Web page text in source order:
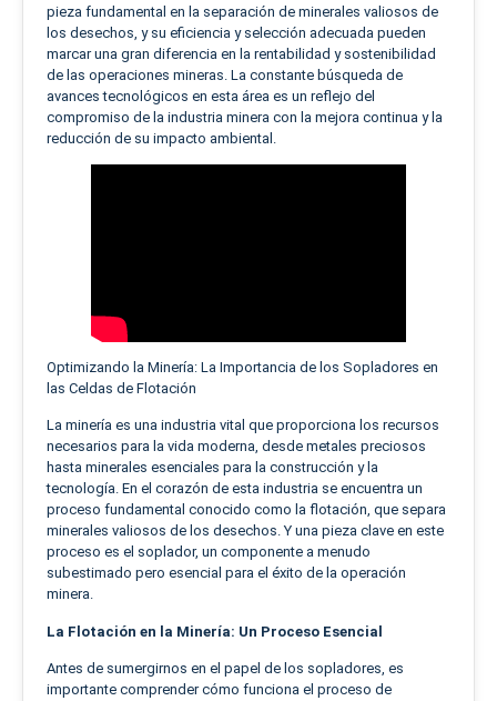
pieza fundamental en la separación de minerales valiosos de
los desechos, y su eficiencia y selección adecuada pueden
marcar una gran diferencia en la rentabilidad y sostenibilidad
de las operaciones mineras. La constante búsqueda de
avances tecnológicos en esta área es un reflejo del
compromiso de la industria minera con la mejora continua y la
reducción de su impacto ambiental.
Optimizando la Minería: La Importancia de los Sopladores en
las Celdas de Flotación
La minería es una industria vital que proporciona los recursos
necesarios para la vida moderna, desde metales preciosos
hasta minerales esenciales para la construcción y la
tecnología. En el corazón de esta industria se encuentra un
proceso fundamental conocido como la flotación, que separa
minerales valiosos de los desechos. Y una pieza clave en este
proceso es el soplador, un componente a menudo
subestimado pero esencial para el éxito de la operación
minera.
La Flotación en la Minería: Un Proceso Esencial
Antes de sumergirnos en el papel de los sopladores, es
importante comprender cómo funciona el proceso de